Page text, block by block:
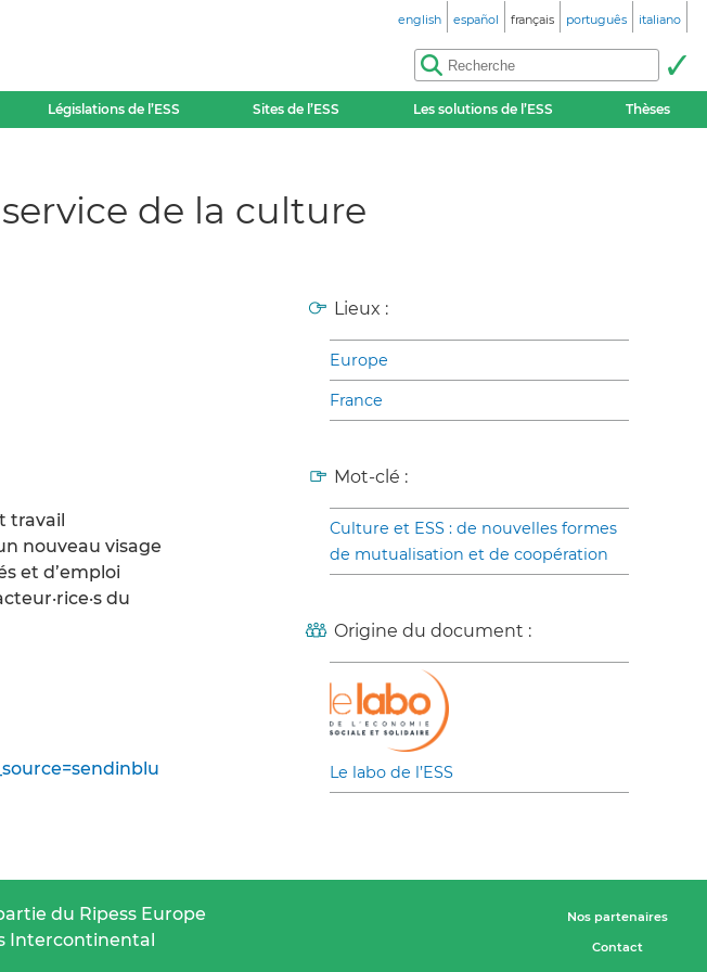
english español français português italiano
Législations de l’ESS Sites de l’ESS Les solutions de l’ESS Thèses
de la culture
travail
nouveau visage
et d’emploi
du
Lieux :
Europe
France
Mot-clé :
Culture et ESS : de nouvelles formes
de mutualisation et de coopération
Origine du document :
Le labo de l’ESS
du Ripess Europe
Intercontinental
Nos partenaires
Contact